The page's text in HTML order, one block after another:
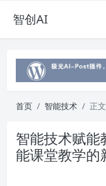
智创AI
首页 智能技术 正文
智能技术赋能
能课堂教学的